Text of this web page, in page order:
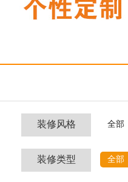
装修风格 全部
装修类型 全部